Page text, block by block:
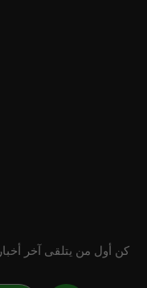
كن أول من يتلقى آخر